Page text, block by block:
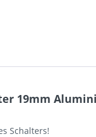
19mm
Schalters!